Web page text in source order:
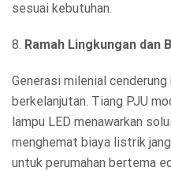
sesuai kebutuhan.
8. Ramah Lingkungan dan
Generasi milenial
berkelanjutan. Tiang PJU
lampu LED menawarkan
menghemat biaya listrik
untuk perumahan bertema